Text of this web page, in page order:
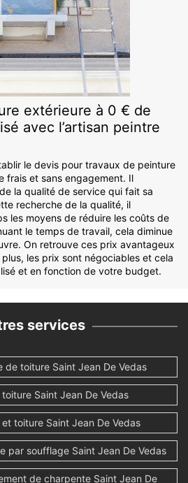
extérieure à 0 € de
avec l’artisan peintre
le devis pour travaux de peinture
frais et sans engagement. Il
la qualité de service qui fait sa
recherche de la qualité, il
les moyens de réduire les coûts de
le temps de travail, cela diminue
On retrouve ces prix avantageux
les prix sont négociables et cela
et en fonction de votre budget.
services
de toiture Saint Jean De Vedas
Saint Jean De Vedas
toiture Saint Jean De Vedas
par soufflage Saint Jean De Vedas
de charpente Saint Jean De